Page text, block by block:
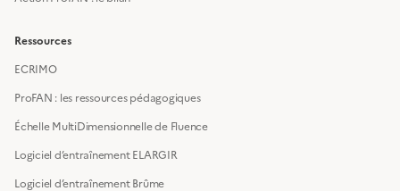
Ressources
ECRIMO
ProFAN : les ressources pédagogiques
Échelle MultiDimensionnelle de Fluence
Logiciel d’entraînement ELARGIR
Logiciel d’entraînement Brûme